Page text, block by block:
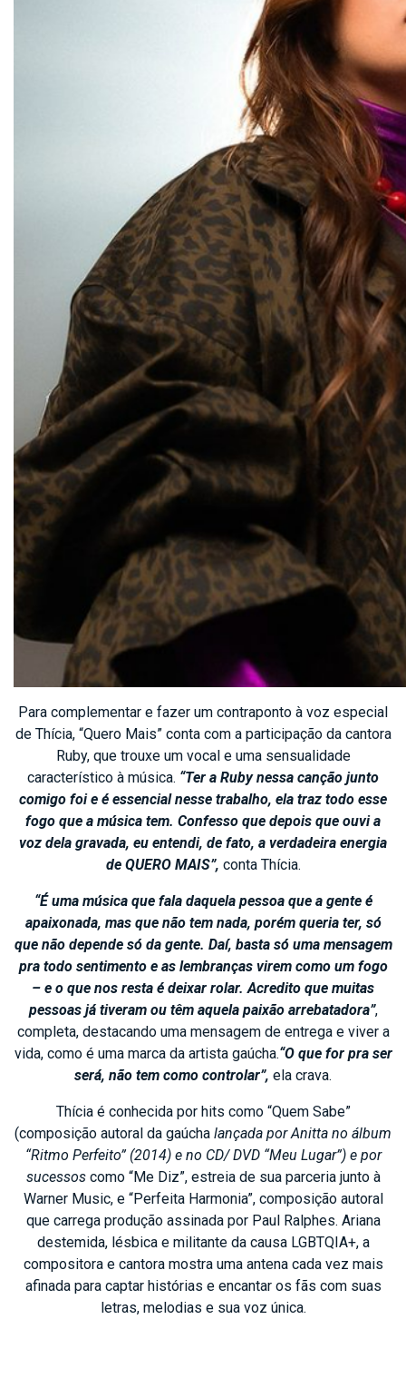
Para complementar e fazer um contraponto à voz especial
de Thícia, “Quero Mais” conta com a participação da cantora
Ruby, que trouxe um vocal e uma sensualidade
característico à música. “Ter a Ruby nessa canção junto
comigo foi e é essencial nesse trabalho, ela traz todo esse
fogo que a música tem. Confesso que depois que ouvi a
voz dela gravada, eu entendi, de fato, a verdadeira energia
de QUERO MAIS”, conta Thícia.
“É uma música que fala daquela pessoa que a gente é
apaixonada, mas que não tem nada, porém queria ter, só
que não depende só da gente. Daí, basta só uma mensagem
pra todo sentimento e as lembranças virem como um fogo
– e o que nos resta é deixar rolar. Acredito que muitas
pessoas já tiveram ou têm aquela paixão arrebatadora”,
completa, destacando uma mensagem de entrega e viver a
vida, como é uma marca da artista gaúcha.“O que for pra ser
será, não tem como controlar”, ela crava.
Thícia é conhecida por hits como “Quem Sabe”
(composição autoral da gaúcha lançada por Anitta no álbum
“Ritmo Perfeito” (2014) e no CD/ DVD “Meu Lugar”) e por
sucessos como “Me Diz”, estreia de sua parceria junto à
Warner Music, e “Perfeita Harmonia”, composição autoral
que carrega produção assinada por Paul Ralphes. Ariana
destemida, lésbica e militante da causa LGBTQIA+, a
compositora e cantora mostra uma antena cada vez mais
afinada para captar histórias e encantar os fãs com suas
letras, melodias e sua voz única.